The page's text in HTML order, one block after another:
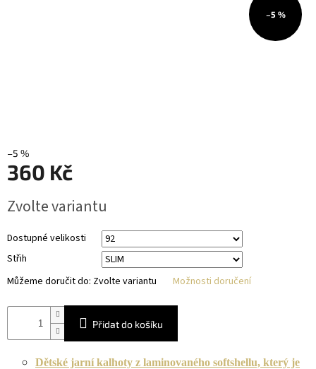
–5 %
–5 %
360 Kč
cena:
Zvolte variantu
Dostupné velikosti
Střih
Můžeme doručit do: Zvolte variantu Možnosti doručení
Přidat do košíku
Dětské jarní kalhoty z laminovaného softshellu, který je